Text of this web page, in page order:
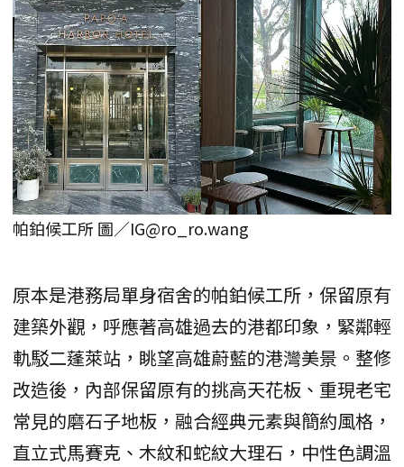
帕鉑候工所 圖／IG@ro_ro.wang
原本是港務局單身宿舍的帕鉑候工所，保留原有
建築外觀，呼應著高雄過去的港都印象，緊鄰輕
軌駁二蓬萊站，眺望高雄蔚藍的港灣美景。整修
改造後，內部保留原有的挑高天花板、重現老宅
常見的磨石子地板，融合經典元素與簡約風格，
直立式馬賽克、木紋和蛇紋大理石，中性色調溫